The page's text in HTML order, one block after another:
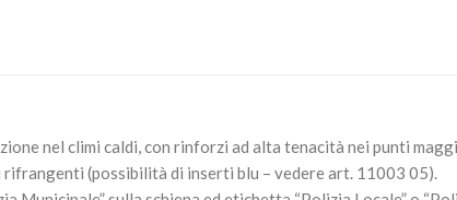
nel climi caldi, con rinforzi ad alta tenacità nei punti
(possibilità di inserti blu – vedere art. 11003 05).